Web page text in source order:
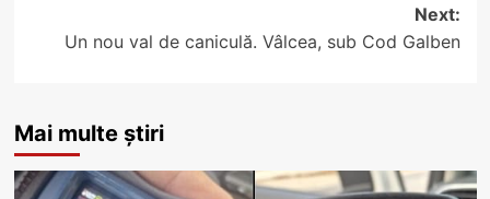
Next:
Un nou val de caniculă. Vâlcea, sub Cod Galben
Mai multe știri